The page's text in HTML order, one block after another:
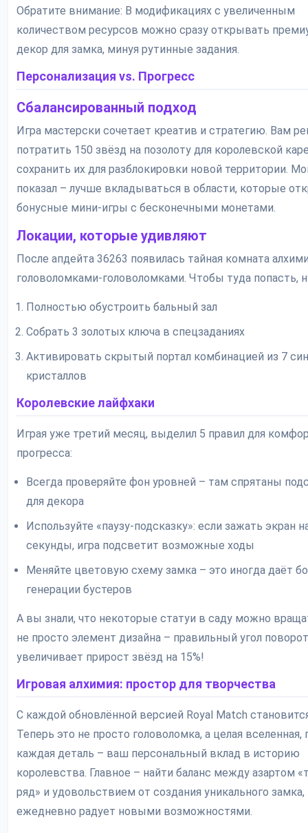
Обратите внимание: В модификациях с увеличенным
количеством ресурсов можно сразу открывать
декор для замка, минуя рутинные задания.
Персонализация vs. Прогресс
Сбалансированный подход
Игра мастерски сочетает креатив и стратегию. Вам
потратить 150 звёзд на позолоту для королевской
сохранить их для разблокировки новой территории.
показал – лучше вкладываться в области, которые
бонусные мини-игры с бесконечными монетами.
Локации, которые удивляют
После апдейта 36263 появилась тайная комната
головоломками-головоломками. Чтобы туда попасть,
Полностью обустроить бальный зал
Собрать 3 золотых ключа в спецзаданиях
Активировать скрытый портал комбинацией из 7
кристаллов
Королевские лайфхаки
Играя уже третий месяц, выделил 5 правил для
прогресса:
Всегда проверяйте фон уровней – там спрятаны
для декора
Используйте «паузу-подсказку»: если зажать экран
секунды, игра подсветит возможные ходы
Меняйте цветовую схему замка – это иногда даёт
генерации бустеров
А вы знали, что некоторые статуи в саду можно
не просто элемент дизайна – правильный угол
увеличивает прирост звёзд на 15%!
Игровая алхимия: простор для творчества
С каждой обновлённой версией Royal Match
Теперь это не просто головоломка, а целая вселенная,
каждая деталь – ваш персональный вклад в историю
королевства. Главное – найти баланс между азартом
ряд» и удовольствием от создания уникального
ежедневно радует новыми возможностями.